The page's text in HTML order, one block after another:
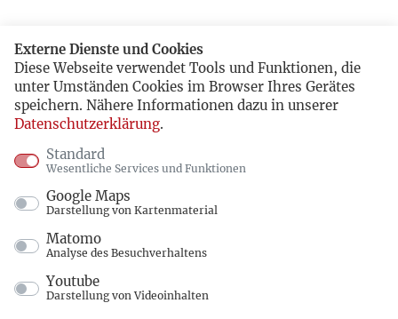
Externe Dienste und Cookies
Diese Webseite verwendet Tools und Funktionen, die
unter Umständen Cookies im Browser Ihres Gerätes
speichern. Nähere Informationen dazu in unserer
Datenschutzerklärung.
Standard
Wesentliche Services und Funktionen
Google Maps
Darstellung von Kartenmaterial
Matomo
Analyse des Besuchverhaltens
Youtube
Darstellung von Videoinhalten